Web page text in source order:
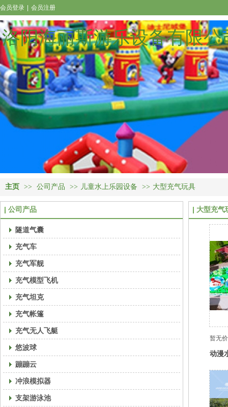
洛阳海丽斯游乐设备有限公
会员登录 会员注册
主页 >> 公司产品 >> 儿童水上乐园设备 >> 大型充气玩具
公司产品
隧道气囊
充气车
充气军舰
充气模型飞机
充气坦克
充气帐篷
充气无人飞艇
悠波球
蹦蹦云
冲浪模拟器
支架游泳池
大型充气
暂无
动漫